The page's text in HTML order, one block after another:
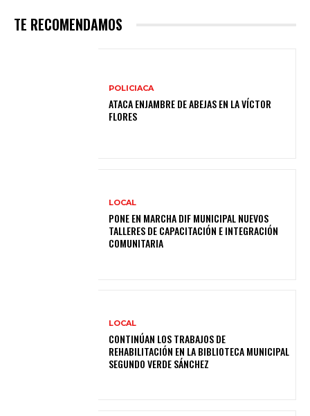
TE RECOMENDAMOS
POLICIACA
ATACA ENJAMBRE DE ABEJAS EN LA VÍCTOR
FLORES
LOCAL
PONE EN MARCHA DIF MUNICIPAL NUEVOS
TALLERES DE CAPACITACIÓN E INTEGRACIÓN
COMUNITARIA
LOCAL
CONTINÚAN LOS TRABAJOS DE
REHABILITACIÓN EN LA BIBLIOTECA MUNICIPAL
SEGUNDO VERDE SÁNCHEZ